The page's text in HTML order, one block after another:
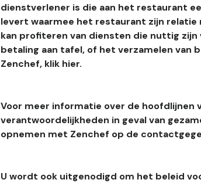
dienstverlener is die aan het restaurant
levert waarmee het restaurant zijn
kan profiteren van diensten die nuttig
betaling aan tafel, of het verzamelen van
Zenchef, klik hier.
Voor meer informatie over de hoofdlijnen
verantwoordelijkheden in geval van
opnemen met Zenchef op de
U wordt ook uitgenodigd om het beleid